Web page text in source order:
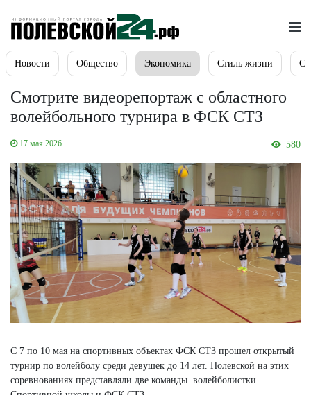
Новости Общество Экономика Стиль жизни
Смотрите видеорепортаж с областного
волейбольного турнира в ФСК СТЗ
17 мая 2026 580
С 7 по 10 мая на спортивных объектах ФСК СТЗ прошел открытый
турнир по волейболу среди девушек до 14 лет. Полевской на этих
соревнованиях представляли две команды волейболистки